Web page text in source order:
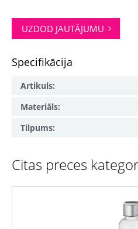
UZDOD JAUTĀJUMU
Specifikācija
Artikuls:
Materiāls:
Tilpums:
Citas preces